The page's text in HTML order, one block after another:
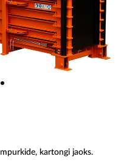
kartongi jaoks.